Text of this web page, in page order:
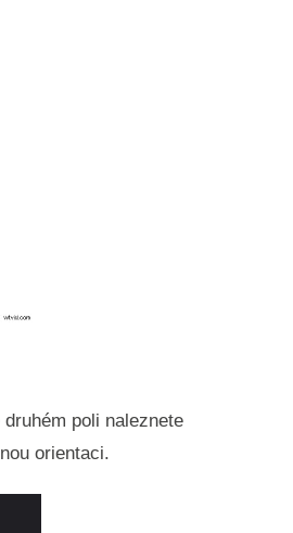
poli naleznete
orientaci.